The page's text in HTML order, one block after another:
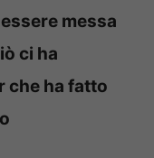
messa
ci ha
che ha fatto